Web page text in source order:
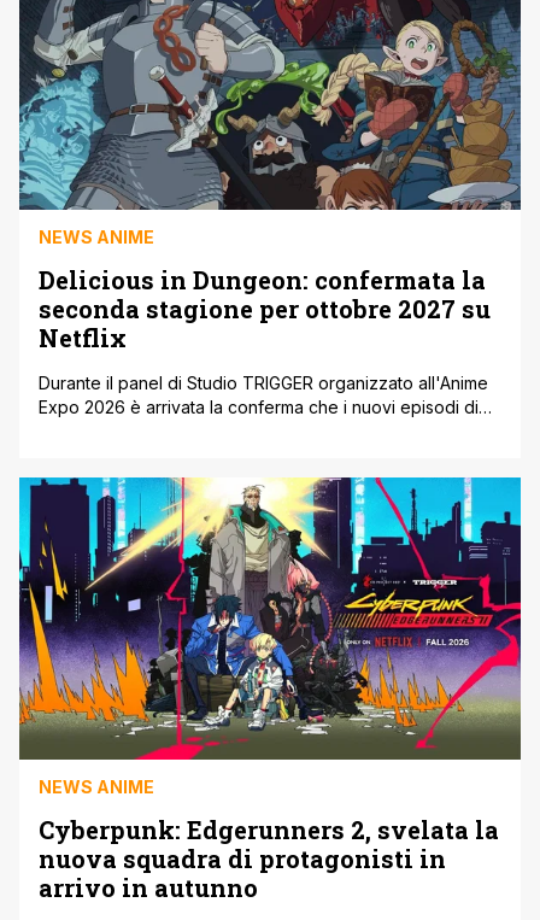
NEWS ANIME
Delicious in Dungeon: confermata la
seconda stagione per ottobre 2027 su
Netflix
Durante il panel di Studio TRIGGER organizzato all'Anime
Expo 2026 è arrivata la conferma che i nuovi episodi di
distribuzione, la serie rimarrà un'esclusiva del catalogo
Netflix a livello globale. Insieme alla finestra di lancio, lo
studio di animazione [']
NEWS ANIME
Cyberpunk: Edgerunners 2, svelata la
nuova squadra di protagonisti in
arrivo in autunno